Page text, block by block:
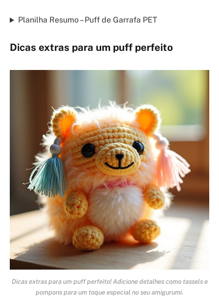
Planilha Resumo – Puff de Garrafa PET
Dicas extras para um puff perfeito
Dicas extras para um puff perfeito! Adicione detalhes como tassels e
pompons para um toque especial no seu amigurumi.